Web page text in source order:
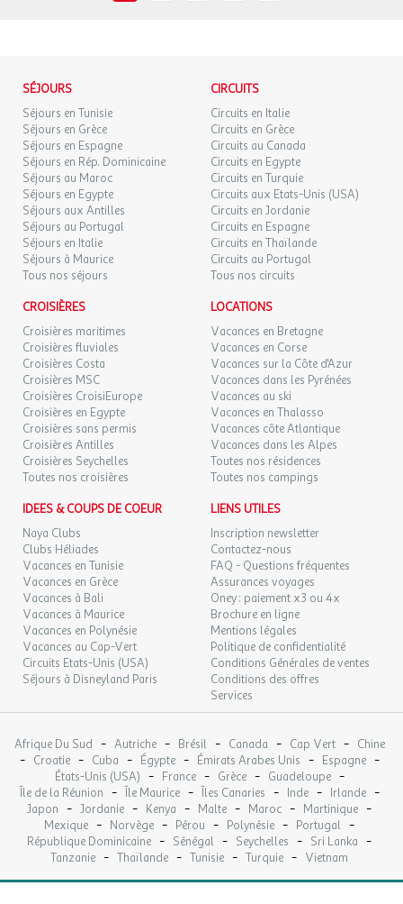
SÉJOURS
Séjours en Tunisie
Séjours en Grèce
Séjours en Espagne
Séjours en Rép. Dominicaine
Séjours au Maroc
Séjours en Egypte
Séjours aux Antilles
Séjours au Portugal
Séjours en Italie
Séjours à Maurice
Tous nos séjours
CIRCUITS
Circuits en Italie
Circuits en Grèce
Circuits au Canada
Circuits en Egypte
Circuits en Turquie
Circuits aux Etats-Unis (USA)
Circuits en Jordanie
Circuits en Espagne
Circuits en Thaïlande
Circuits au Portugal
Tous nos circuits
CROISIÈRES
Croisières maritimes
Croisières fluviales
Croisières Costa
Croisières MSC
Croisières CroisiEurope
Croisières en Egypte
Croisières sans permis
Croisières Antilles
Croisières Seychelles
Toutes nos croisières
LOCATIONS
Vacances en Bretagne
Vacances en Corse
Vacances sur la Côte d'Azur
Vacances dans les Pyrénées
Vacances au ski
Vacances en Thalasso
Vacances côte Atlantique
Vacances dans les Alpes
Toutes nos résidences
Toutes nos campings
IDEES & COUPS DE COEUR
Naya Clubs
Clubs Héliades
Vacances en Tunisie
Vacances en Grèce
Vacances à Bali
Vacances à Maurice
Vacances en Polynésie
Vacances au Cap-Vert
Circuits Etats-Unis (USA)
Séjours à Disneyland Paris
LIENS UTILES
Inscription newsletter
Contactez-nous
FAQ - Questions fréquentes
Assurances voyages
Oney : paiement x3 ou 4x
Brochure en ligne
Mentions légales
Politique de confidentialité
Conditions Générales de ventes
Conditions des offres
Services
Afrique Du Sud - Autriche - Brésil - Canada - Cap Vert - Chine
- Croatie - Cuba - Égypte - Émirats Arabes Unis - Espagne -
États-Unis (USA) - France - Grèce - Guadeloupe -
Île de la Réunion - Île Maurice - Îles Canaries - Inde - Irlande -
Japon - Jordanie - Kenya - Malte - Maroc - Martinique -
Mexique - Norvège - Pérou - Polynésie - Portugal -
République Dominicaine - Sénégal - Seychelles - Sri Lanka -
Tanzanie - Thaïlande - Tunisie - Turquie - Vietnam